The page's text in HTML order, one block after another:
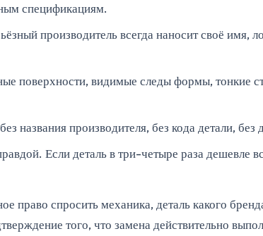
спецификациям.
производитель всегда наносит своё имя,
поверхности, видимые следы формы, тонкие
названия производителя, без кода детали,
Если деталь в три-четыре раза дешевле
право спросить механика, деталь какого
того, что замена действительно